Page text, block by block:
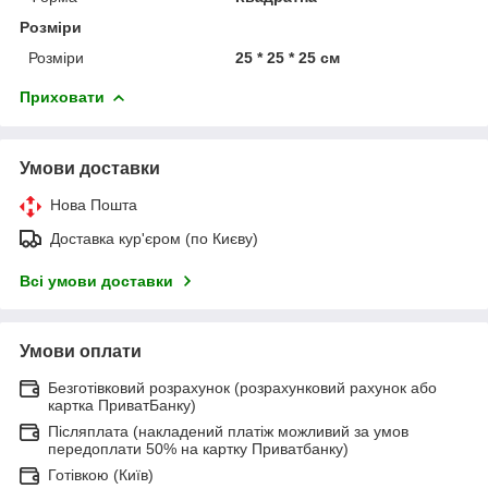
Розміри
Розміри
25 * 25 * 25 см
Приховати
Умови доставки
Нова Пошта
Доставка кур'єром (по Києву)
Всі умови доставки
Умови оплати
Безготівковий розрахунок (розрахунковий рахунок або
картка ПриватБанку)
Післяплата (накладений платіж можливий за умов
передоплати 50% на картку Приватбанку)
Готівкою (Київ)